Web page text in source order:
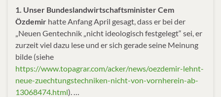
1. Unser Bundeslandwirtschaftsminister Cem
Özdemir hatte Anfang April gesagt, dass er bei der
„Neuen Gentechnik „nicht ideologisch festgelegt“ sei, er
zurzeit viel dazu lese und er sich gerade seine Meinung
bilde (siehe
https://www.topagrar.com/acker/news/oezdemir-lehnt-
neue-zuechtungstechniken-nicht-von-vornherein-ab-
13068474.html). …